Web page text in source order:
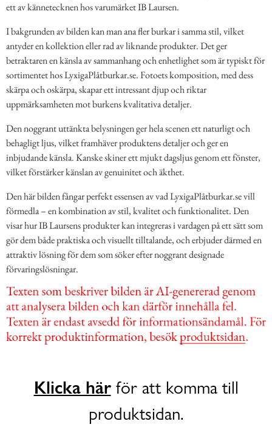
ett av kännetecknen hos varumärket IB Laursen.
I bakgrunden av bilden kan man ana fler burkar i samma stil, vilket
antyder en kollektion eller rad av liknande produkter. Det ger
betraktaren en känsla av sammanhang och enhetlighet som är typiskt för
sortimentet hos LyxigaPlåtburkar.se. Fotoets komposition, med dess
skärpa och oskärpa, skapar ett intressant djup och riktar
uppmärksamheten mot burkens kvalitativa detaljer.
Den noggrant uttänkta belysningen ger hela scenen ett naturligt och
behagligt ljus, vilket framhäver produktens detaljer och ger en
inbjudande känsla. Kanske skiner ett mjukt dagsljus genom ett fönster,
vilket förstärker känslan av genuinitet och äkthet.
Den här bilden fångar perfekt essensen av vad LyxigaPlåtburkar.se vill
förmedla – en kombination av stil, kvalitet och funktionalitet. Den
visar hur IB Laursens produkter kan integreras i vardagen på ett sätt som
gör dem både praktiska och visuellt tilltalande, och erbjuder därmed en
attraktiv lösning för dem som söker efter noggrant designade
förvaringslösningar.
Klicka härför att komma till
produktsidan.